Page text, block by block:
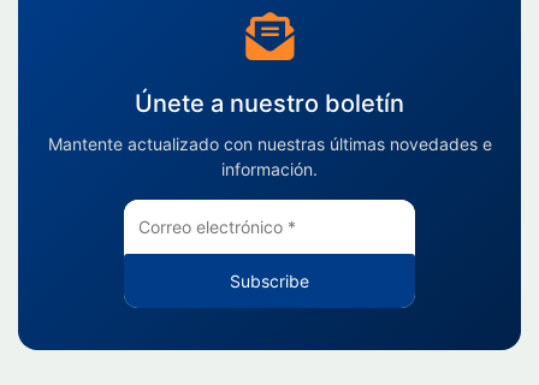
Únete a nuestro boletín
Mantente actualizado con nuestras últimas novedades e
información.
Subscribe